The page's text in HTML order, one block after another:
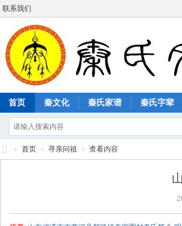
联系我们
首页 秦文化 秦氏家谱 秦氏字辈
› 首页 › 寻亲问祖 › 查看内容